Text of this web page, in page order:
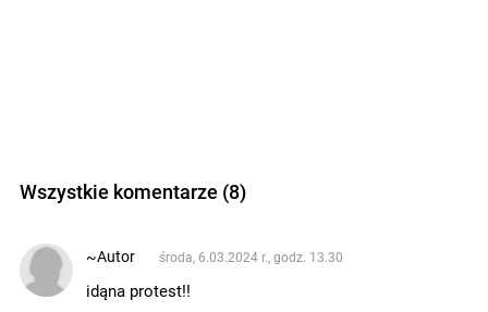
Wszystkie komentarze (8)
~Autor środa, 6.03.2024 r., godz. 13.30
idąna protest!!